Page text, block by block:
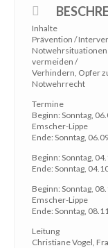
Inhalte
Prävention /
vermeiden /
Verhindern, Opfer
Notwehrrecht
Termine
Beginn: Sonntag,
Emscher-Lippe
Ende: Sonntag,
Beginn: Sonntag,
Ende: Sonntag,
Beginn: Sonntag,
Emscher-Lippe
Ende: Sonntag,
Leitung
Christiane Vogel,